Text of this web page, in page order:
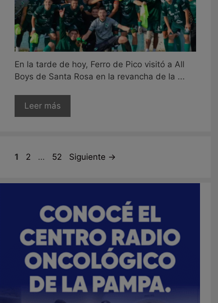
En la tarde de hoy, Ferro de Pico visitó a All
Boys de Santa Rosa en la revancha de la ...
Leer más
Página
1 Página
2 … Página
52 Siguiente →